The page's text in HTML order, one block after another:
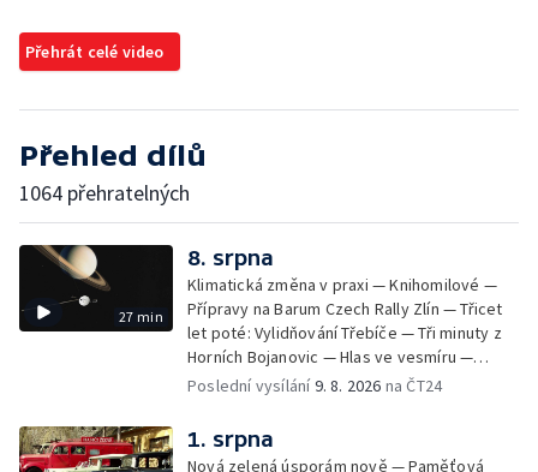
Přehrát celé video
Přehled dílů
1064 přehratelných
27 min
8. srpna
Klimatická změna v praxi — Knihomilové —
Přípravy na Barum Czech Rally Zlín — Třicet
let poté: Vylidňování Třebíče — Tři minuty z
Horních Bojanovic — Hlas ve vesmíru —
iReportéři soutěž
Poslední vysílání9. 8. 2026 na ČT24
1. srpna
Nová zelená úsporám nově — Paměťová